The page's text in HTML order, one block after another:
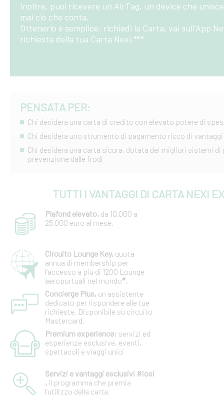
Inoltre, puoi ricevere un AirTag, un device che
mai ciò che conta.
Ottenerlo è semplice: richiedi la Carta, vai sull’App
richiesta della tua Carta Nexi.***
PENSATA PER:
Chi desidera una carta di credito con elevato potere di
Chi desidera uno strumento di pagamento ricco di
Chi desidera una carta sicura, dotata dei migliori sistemi
prevenzione dalle frodi
TUTTI I VANTAGGI DI CARTA NEXI
Plafond elevato, da 10.000 a
25.000 euro al mese.
Circuito Lounge Key, quota
annua di membership per
l’accesso a più di 1200 Lounge
aeroportuali nel mondo*.
Concierge Plus, un assistente
dedicato per rispondere alle tue
richieste. Disponibile su circuito
Mastercard.
Premium experience: servizi ed
esperienze esclusive, eventi,
spettacoli e viaggi unici
Servizi e vantaggi esclusivi #iosi
, il programma che premia
l’utilizzo della carta.